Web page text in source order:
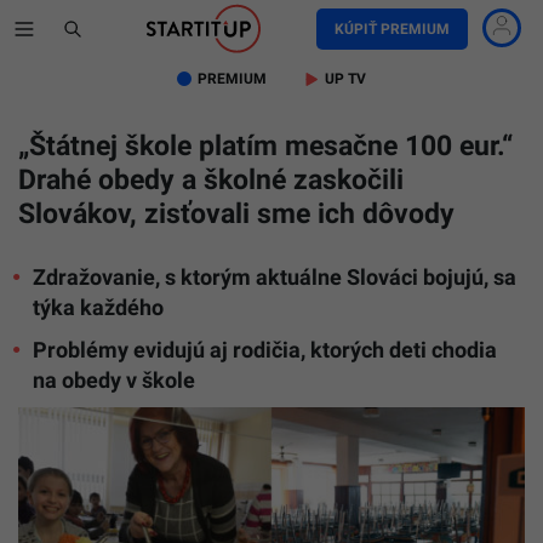
KÚPIŤ PREMIUM
PREMIUM UP TV
„Štátnej škole platím mesačne 100 eur.“
Drahé obedy a školné zaskočili
Slovákov, zisťovali sme ich dôvody
Zdražovanie, s ktorým aktuálne Slováci bojujú, sa
týka každého
Problémy evidujú aj rodičia, ktorých deti chodia
na obedy v škole